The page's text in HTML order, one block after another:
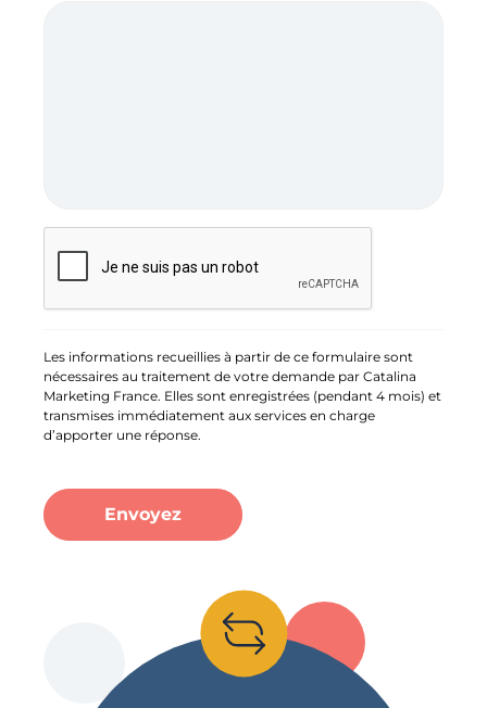
Les informations recueillies à partir de ce formulaire sont
nécessaires au traitement de votre demande par Catalina
Marketing France. Elles sont enregistrées (pendant 4 mois) et
transmises immédiatement aux services en charge
d’apporter une réponse.
Envoyez